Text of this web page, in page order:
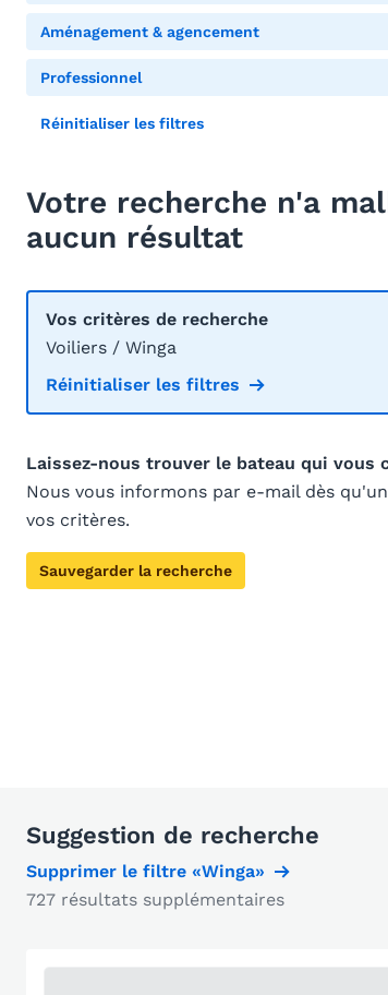
Aménagement & agencement
Professionnel
Réinitialiser les filtres
Votre recherche n'a
aucun résultat
Vos critères de recherche
Voiliers / Winga
Réinitialiser les filtres
Laissez-nous trouver le bateau qui vous
Nous vous informons par e-mail dès
vos critères.
Sauvegarder la recherche
Suggestion de recherche
Supprimer le filtre «Winga»
727 résultats supplémentaires